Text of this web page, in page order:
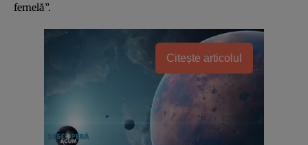
femelă”.
Citește articolul